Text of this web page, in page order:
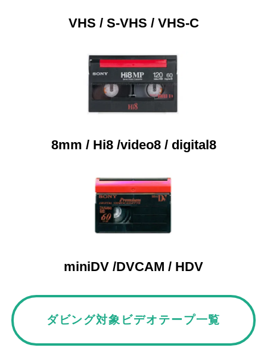
VHS / S-VHS / VHS-C
8mm / Hi8 /video8 / digital8
miniDV /DVCAM / HDV
ダビング対象ビデオテープ一覧